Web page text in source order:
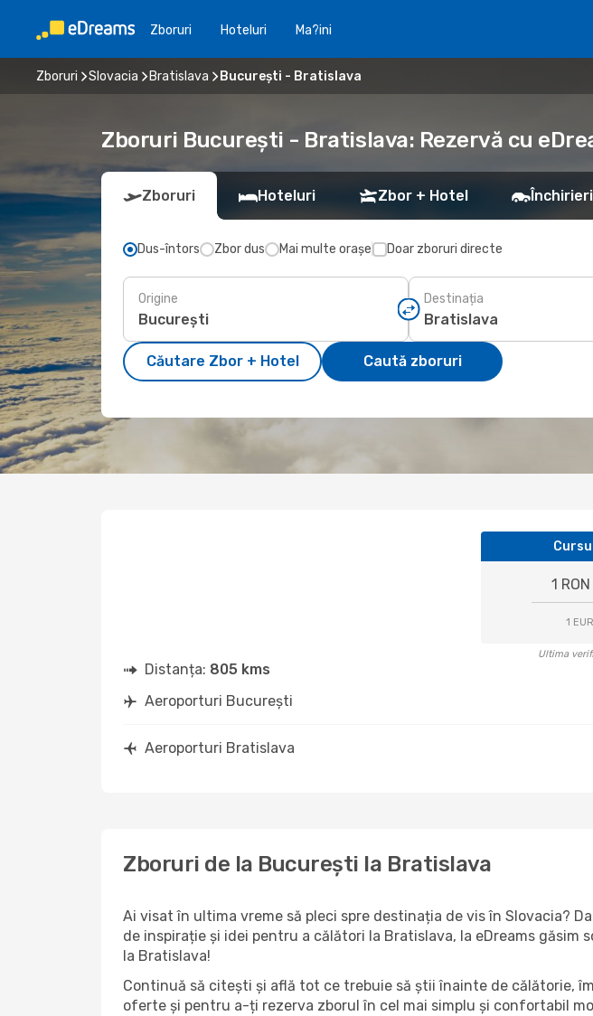
Zboruri Hoteluri Ma?ini
Zboruri Slovacia Bratislava București - Bratislava
Zboruri București - Bratislava: Rezervă cu
Zboruri Hoteluri Zbor + Hotel
Dus-întors Zbor dus Mai multe orașe Doar zboruri directe
Origine Destinația
Căutare Zbor + Hotel Caută zboruri
1
1
Ultima
Distanța: 805 kms
Aeroporturi București
Aeroporturi Bratislava
Zboruri de la București la Bratislava
Ai visat în ultima vreme să pleci spre destinația de vis în Slovacia?
de inspirație și idei pentru a călători la Bratislava, la eDreams
la Bratislava!
Continuă să citești și află tot ce trebuie să știi înainte de călătorie,
oferte și pentru a-ți rezerva zborul în cel mai simplu și confortabil